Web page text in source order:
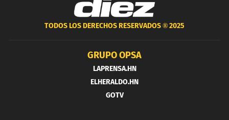
TODOS LOS DERECHOS RESERVADOS ®2025
GRUPO OPSA
LAPRENSA.HN
ELHERALDO.HN
GOTV